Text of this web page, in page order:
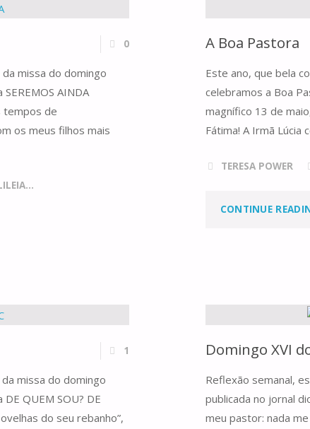
0
missa do domingo
AINDA
tempos de
os meus filhos mais
A Boa Pastora
Este ano, que bela
celebramos a Boa
magnífico 13 de
Fátima! A Irmã Lúcia
TERESA POWER
CONTINUE
1
missa do domingo
QUEM SOU? DE
do seu rebanho”,
Domingo XVI
Reflexão semanal,
publicada no jornal
meu pastor: nada